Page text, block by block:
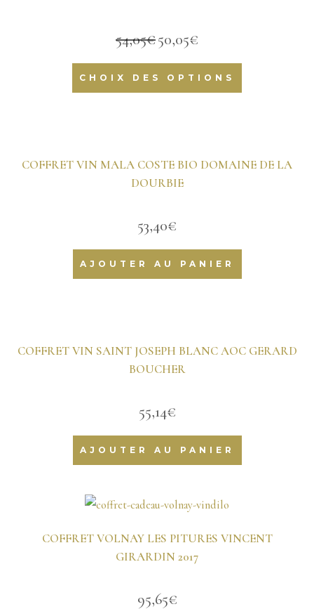
54,05€ Le
était :
50,05€
est :
CHOIX DES OPTIONS
COFFRET VIN MALA COSTE BIO DOMAINE DE LA
DOURBIE
53,40€
AJOUTER AU PANIER
COFFRET VIN SAINT JOSEPH BLANC AOC GERARD
BOUCHER
55,14€
AJOUTER AU PANIER
COFFRET VOLNAY LES PITURES VINCENT
GIRARDIN 2017
95,65€